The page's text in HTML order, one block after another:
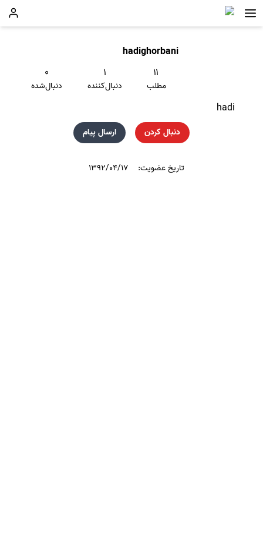
hadighorbani
۱۱
مطلب
۱
دنبال‌کننده
۰
دنبال‌شده
hadi
دنبال کردن ارسال پیام
تاریخ عضویت: ۱۳۹۲/۰۴/۱۷